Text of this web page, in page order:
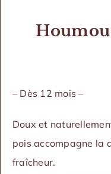
– Dès 12 mois –
Doux et
pois accompagne la
fraîcheur.